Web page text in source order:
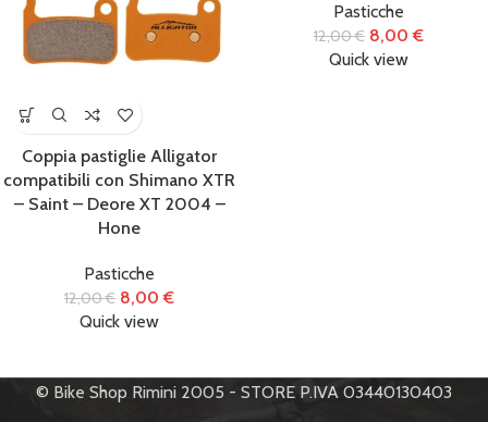
Coppia pastiglie Alligator
compatibili con Shimano XTR
– Saint – Deore XT 2004 –
Hone
Pasticche
12,00€ 8,00€
Quick view
Pasticche
12,00€ 8,00€
Quick view
© Bike Shop Rimini 2005 - STORE P.IVA 03440130403